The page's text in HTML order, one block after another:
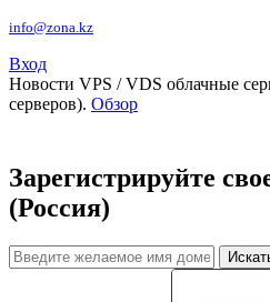
info@zona.kz
Вход
Новости VPS / VDS облачные
серверов). Обзор
Зарегистрируйте
(Россия)